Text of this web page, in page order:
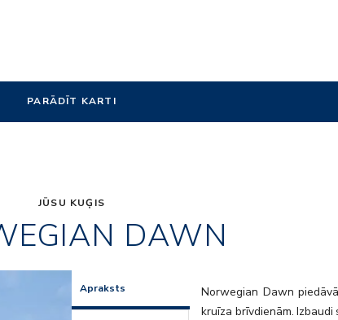
PARĀDĪT KARTI
JŪSU KUĢIS
DAWN
Apraksts
Norwegian Dawn
kruīza brīvdienām.